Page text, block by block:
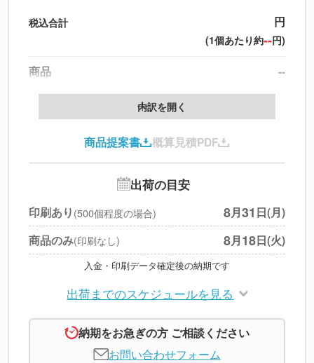
税込合計 円
(1個あたり約--円)
商品
--
製版代
印刷代
北海道・沖縄・離島 別途
※上記小計は税別です
内訳を開く
商品提案書 概算見積PDF
出荷の目安
印刷あり (500個程度の場合) 8月31 日(月)
商品のみ(印刷なし) 8月18日(火)
入金・印刷データ確定後の納期です
出荷までのスケジュールを見る
納期をお急ぎの方 ご相談ください
お問い合わせフォーム